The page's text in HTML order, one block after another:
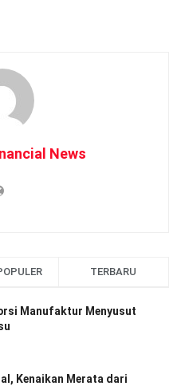
News
TERBARU
Manufaktur Menyusut
Kenaikan Merata dari